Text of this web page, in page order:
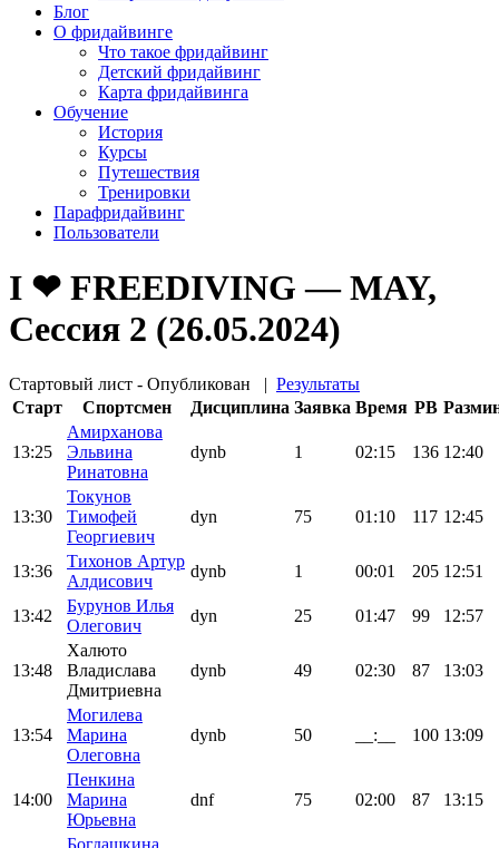
Блог
О фридайвинге
Что такое фридайвинг
Детский фридайвинг
Карта фридайвинга
Обучение
История
Курсы
Путешествия
Тренировки
Парафридайвинг
Пользователи
I ❤ FREEDIVING — MAY,
Сессия 2 (26.05.2024)
Стартовый лист - Опубликован | Результаты
Старт
Спортсмен Дисциплина Заявка Время PB
13:25
Амирханова
Эльвина
Ринатовна
dynb 1 02:15 136 12:40
13:30
Токунов
Тимофей
Георгиевич
dyn 75 01:10 117 12:45
13:36
Тихонов Артур
Алдисович
dynb 1 00:01 205 12:51
13:42
Бурунов Илья
Олегович
dyn 25 01:47 99 12:57
13:48
Халюто
Владислава
Дмитриевна
dynb 49 02:30 87 13:03
13:54
Могилева
Марина
Олеговна
dynb 50 __:__ 100 13:09
14:00
Пенкина
Марина
Юрьевна
dnf 75 02:00 87 13:15
Богдашкина